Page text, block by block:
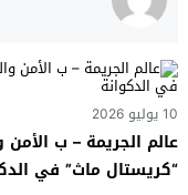
10 يوليو 2026
عالم الجريمة – ب
“كريستال ماث” في